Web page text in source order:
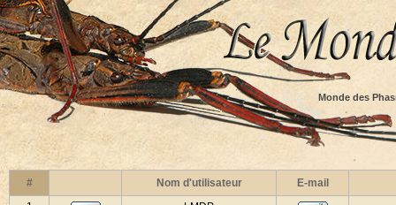
Monde des
# Nom d'utilisateur
E-mail